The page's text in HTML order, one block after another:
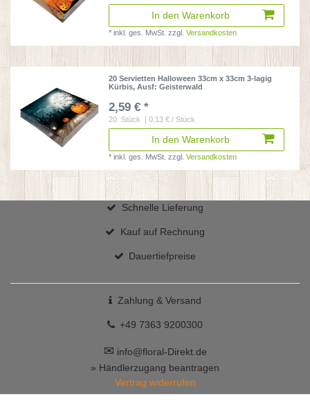
In den Warenkorb
*inkl. ges. MwSt. zzgl.Versandkosten
20 Servietten Halloween 33cm x 33cm 3-lagig
Kürbis, Ausf: Geisterwald
2,59 € *
20 Stück | 0,13 € / Stück
In den Warenkorb
*inkl. ges. MwSt. zzgl.Versandkosten
Schnelle Lieferung
Kauf auf Rechnung
Dauertiefpreise
Zahlung & Versand
+49 7363 9200300
✉ info@floral-Direkt.de
» Händlerzugang beantragen
Vertrag widerrufen